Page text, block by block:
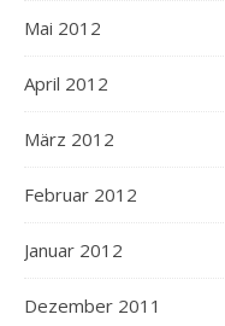
Mai 2012
April 2012
März 2012
Februar 2012
Januar 2012
Dezember 2011